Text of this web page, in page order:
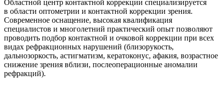
Областной центр контактной коррекции специализируется
в области оптометрии и контактной коррекции зрения.
Современное оснащение, высокая квалификация
специалистов и многолетний практический опыт позволяют
проводить подбор контактной и очковой коррекции при всех
видах рефракционных нарушений (близорукость,
дальнозоркость, астигматизм, кератоконус, афакия, возрастное
снижение зрения вблизи, послеоперационные аномалии
рефракций).